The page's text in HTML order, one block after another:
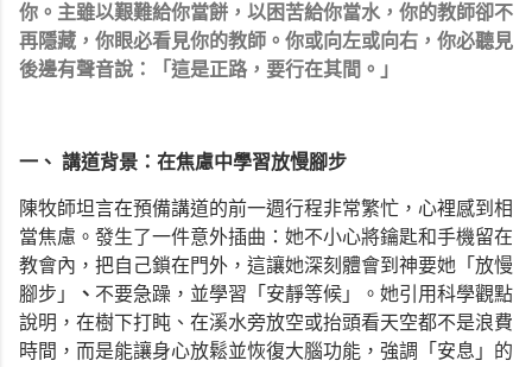
你。主雖以艱難給你當餅，以困苦給你當水，你的教師卻不
再隱藏，你眼必看見你的教師。你或向左或向右，你必聽見
後邊有聲音說：「這是正路，要行在其間。」
一、 講道背景：在焦慮中學習放慢腳步
陳牧師坦言在預備講道的前一週行程非常繁忙，心裡感到相
當焦慮。發生了一件意外插曲：她不小心將鑰匙和手機留在
教會內，把自己鎖在門外，這讓她深刻體會到神要她「放慢
腳步」
、 不要急躁，並學習「安靜等候」。她引用科學觀點
說明，在樹下打盹、在溪水旁放空或抬頭看天空都不是浪費
時間，而是能讓身心放鬆並恢復大腦功能，強調「安息」的